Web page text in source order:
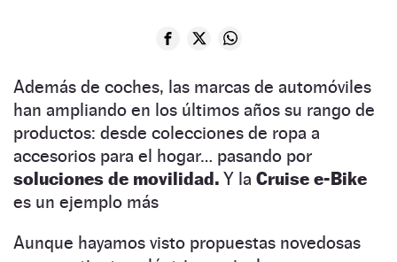
Además de coches, las marcas de automóviles
han ampliando en los últimos años su rango de
productos: desde colecciones de ropa a
accesorios para el hogar… pasando por
soluciones de movilidad. Y la Cruise e-Bike
es un ejemplo más
Aunque hayamos visto propuestas novedosas